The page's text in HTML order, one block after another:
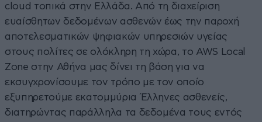
cloud τοπικά στην Ελλάδα. Από τη διαχείριση
ευαίσθητων δεδομένων ασθενών έως την παροχή
αποτελεσματικών ψηφιακών υπηρεσιών υγείας
στους πολίτες σε ολόκληρη τη χώρα, το AWS Local
Zone στην Αθήνα μας δίνει τη βάση για να
εκσυγχρονίσουμε τον τρόπο με τον οποίο
εξυπηρετούμε εκατομμύρια Έλληνες ασθενείς,
διατηρώντας παράλληλα τα δεδομένα τους εντός